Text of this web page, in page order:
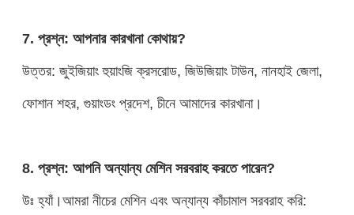
7. প্রশ্ন: আপনার কারখানা কোথায়?
উত্তর: জুইজিয়াং হুয়াংজি ক্রসরোড, জিউজিয়াং টাউন, নানহাই জেলা,
ফোশান শহর, গুয়াংডং প্রদেশ, চীনে আমাদের কারখানা।
8. প্রশ্ন: আপনি অন্যান্য মেশিন সরবরাহ করতে পারেন?
উঃ হ্যাঁ।আমরা নীচের মেশিন এবং অন্যান্য কাঁচামাল সরবরাহ করি: